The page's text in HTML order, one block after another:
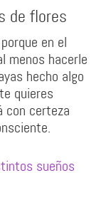
de flores
en el
menos hacerle
hecho algo
quieres
con certeza
sueños